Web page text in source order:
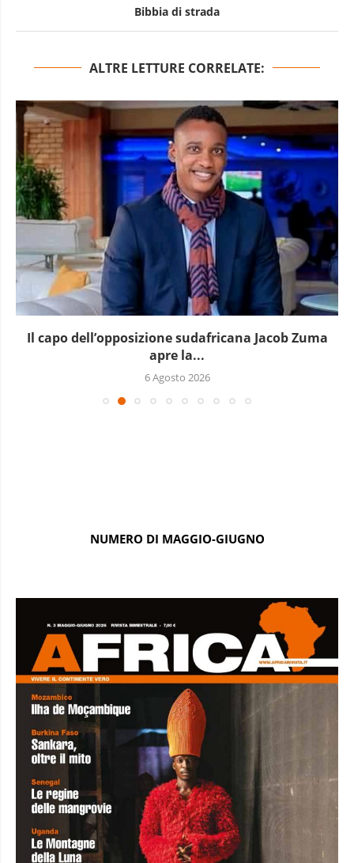
Bibbia di strada
ALTRE LETTURE CORRELATE:
Il capo dell’opposizione sudafricana Jacob Zuma
apre la...
6 Agosto 2026
NUMERO DI MAGGIO-GIUGNO